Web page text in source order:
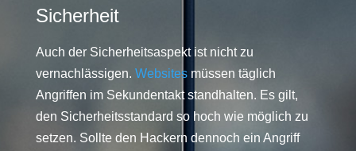
Sicherheit
Auch der Sicherheitsaspekt ist nicht zu
vernachlässigen. Websitesmüssen täglich
Angriffen im Sekundentakt standhalten. Es gilt,
den Sicherheitsstandard so hoch wie möglich zu
setzen. Sollte den Hackern dennoch ein Angriff